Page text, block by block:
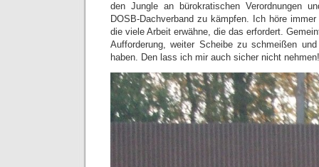
den Jungle an bürokratischen Verordnungen
DOSB-Dachverband zu kämpfen. Ich höre
die viele Arbeit erwähne, die das erfordert.
Aufforderung, weiter Scheibe zu schmeißen
haben. Den lass ich mir auch sicher nicht nehmen!